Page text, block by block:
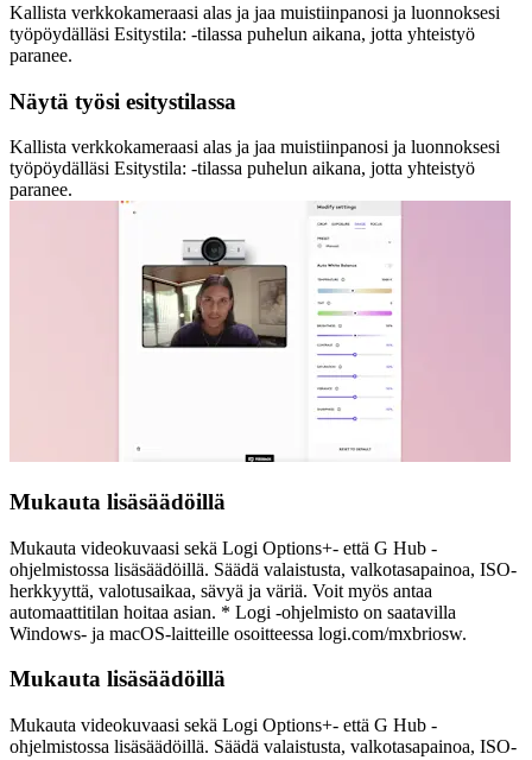
Kallista verkkokameraasi alas ja jaa muistiinpanosi ja luonnoksesi
työpöydälläsi Esitystila: -tilassa puhelun aikana, jotta yhteistyö
paranee.
Näytä työsi esitystilassa
Kallista verkkokameraasi alas ja jaa muistiinpanosi ja luonnoksesi
työpöydälläsi Esitystila: -tilassa puhelun aikana, jotta yhteistyö
paranee.
Mukauta lisäsäädöillä
Mukauta videokuvaasi sekä Logi Options+- että G Hub -
ohjelmistossa lisäsäädöillä. Säädä valaistusta, valkotasapainoa, ISO-
herkkyyttä, valotusaikaa, sävyä ja väriä. Voit myös antaa
automaattitilan hoitaa asian. * Logi -ohjelmisto on saatavilla
Windows- ja macOS-laitteille osoitteessa logi.com/mxbriosw.
Mukauta lisäsäädöillä
Mukauta videokuvaasi sekä Logi Options+- että G Hub -
ohjelmistossa lisäsäädöillä. Säädä valaistusta, valkotasapainoa, ISO-